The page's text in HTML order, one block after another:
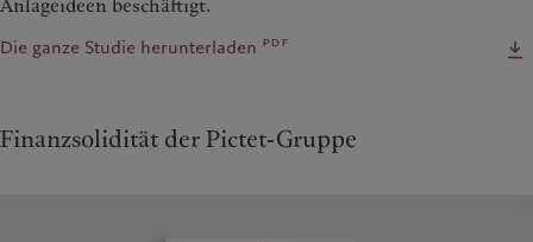
Anlageideen beschäftigt.
Die ganze Studie herunterladen pdf
Finanzsolidität der Pictet-Gruppe